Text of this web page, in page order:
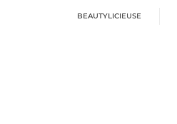
BEAUTYLICIEUSE